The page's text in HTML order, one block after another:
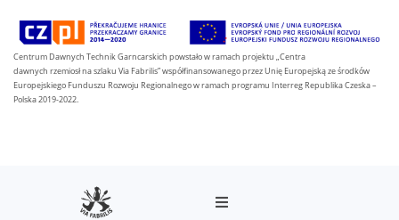
Centrum Dawnych Technik Garncarskich powstało w ramach projektu „Centra
dawnych rzemiosł na szlaku Via Fabrilis” współfinansowanego przez Unię Europejską ze środków
Europejskiego Funduszu Rozwoju Regionalnego w ramach programu Interreg Republika Czeska –
Polska 2019-2022.